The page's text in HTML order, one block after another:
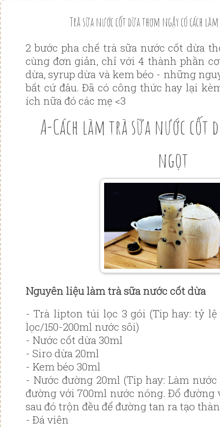
Trà sữa nước cốt dừa thơm ngậy có cách
2 bước pha chế trà sữa nước cốt dừa
cùng đơn giản, chỉ với 4 thành phần
dừa, syrup dừa và kem béo - những
bất cứ đâu. Đã có công thức hay lại
ích nữa đó các mẹ <3
A-Cách làm trà sữa nước cốt
ngọt
Nguyên liệu làm trà sữa nước cốt dừa
- Trà lipton túi lọc 3 gói (Tip hay: tỷ
lọc/150-200ml nước sôi)
- Nước cốt dừa 30ml
- Siro dừa 20ml
- Kem béo 30ml
- Nước đường 20ml (Tip hay: Làm
đường với 700ml nước nóng. Đổ
sau đó trộn đều để đường tan ra tạo
- Đá viên